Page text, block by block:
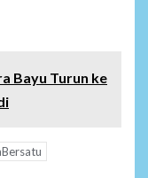
Bayu Turun ke